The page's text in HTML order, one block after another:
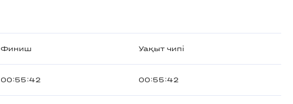
Финиш Уақыт чипі
00:55:42 00:55:42